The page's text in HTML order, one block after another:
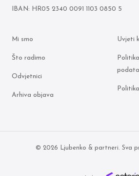
IBAN: HR05 2340 0091 1103 0850 5
Mi smo
Što radimo
Odvjetnici
Arhiva objava
Uvjeti
© 2026 Ljubenko & partneri. Sva